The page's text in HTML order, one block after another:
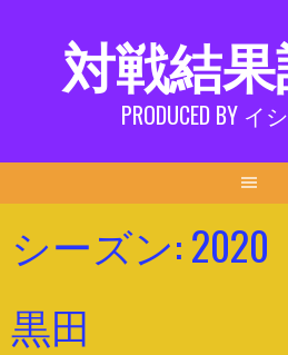
対戦結
PRODUCED BY
シーズン:2020
黒田